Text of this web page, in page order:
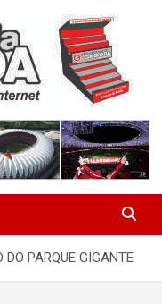
DO PARQUE GIGANTE